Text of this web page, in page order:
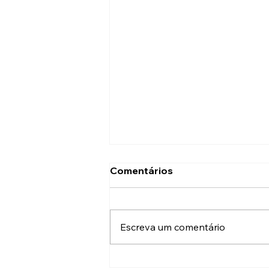
Comentários
Escreva um comentário